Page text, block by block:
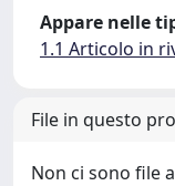
Appare nelle
1.1 Articolo in
File in questo
Non ci sono file